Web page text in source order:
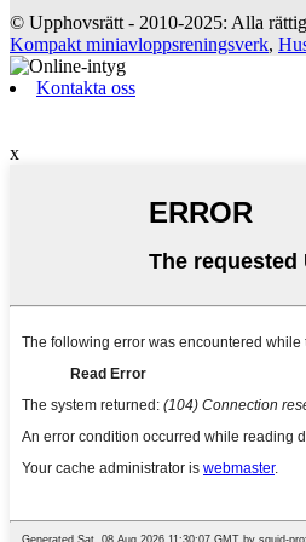
© Upphovsrätt - 2010-2025: Alla
Kompakt miniavloppsreningsverk,
Kontakta oss
x